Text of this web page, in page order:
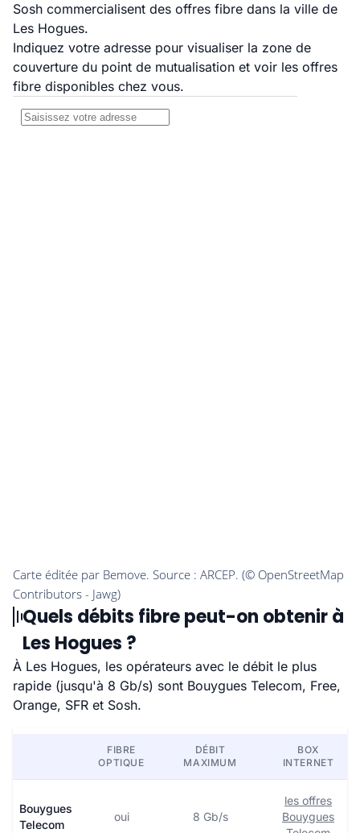
Sosh commercialisent des offres fibre dans la ville de
Les Hogues.
Indiquez votre adresse pour visualiser la zone de
couverture du point de mutualisation et voir les offres
fibre disponibles chez vous.
Quels débits fibre peut-on obtenir à
Les Hogues ?
À Les Hogues, les opérateurs avec le débit le plus
rapide (jusqu'à 8 Gb/s) sont Bouygues Telecom, Free,
Orange, SFR et Sosh.
FIBRE
OPTIQUE
DÉBIT
MAXIMUM
BOX
INTERNET
Bouygues
Telecom
oui 8 Gb/s
les offres
Bouygues